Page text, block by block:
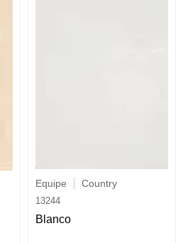
Equipe Country
13244
Blanco